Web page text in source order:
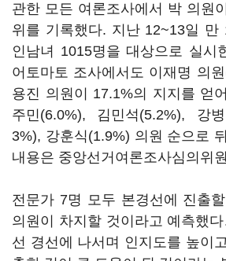
관한 모든 여론조사에서 박 의원
위를 기록했다. 지난 12~13일 만
인남녀 1015명을 대상으로 실시
어토마토 조사에서도 이재명 의
용진 의원이 17.1%의 지지를 얻
주민(6.0%), 김민석(5.2%), 강
3%), 강훈식(1.9%) 의원 순으로
내용은 중앙선거여론조사심의위
전문가 7명 모두 본경선에 진출
의원이 차지할 것이라고 예측했
선 경선에 나서며 인지도를 높이